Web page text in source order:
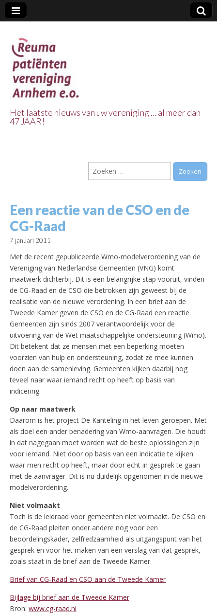
Vereniging
Arnhem e.o.
Het laatste nieuws van uw vereniging … al meer dan
47 JAAR!
Zoeken
naar:
Een reactie van de CSO en de
CG-Raad
7 januari 2011
Met de recent gepubliceerde Wmo-modelverordening van de
Vereniging van Nederlandse Gemeenten (VNG) komt
maatwerk dichterbij. Dit is een belangrijke stap vooruit, vinden
de CG-Raad en de CSO die betrokken zijn geweest bij de
realisatie van de nieuwe verordening. In een brief aan de
Tweede Kamer geven de CSO en de CG-Raad een reactie.
Gemeenten zijn sinds 2007 verantwoordelijk voor de
uitvoering van de Wet maatschappelijke ondersteuning (Wmo).
Dit betekent dat ze mensen met een beperking moeten
voorzien van hulp en ondersteuning, zodat ze mee kunnen
doen aan de samenleving. Gemeenten kijken daarbij nog
teveel naar waar iemand recht op heeft op basis van
indicering.
Op naar maatwerk
Daarom is het project De Kanteling in het leven geroepen. Met
als doel een ander benadering van Wmo-aanvragen. Die houdt
in dat nagegaan moet worden wat de beste oplossingen zijn
voor iemand. Niet door op basis van een indicatie te kijken
waar men recht op heeft, maar door echt in gesprek te gaan
met de aanvrager. Dit is nu duidelijk opgenomen in de nieuwe
modelverordening.
Niet volmaakt
Toch is de leidraad voor gemeenten niet volmaakt. De CSO en
de CG-Raad pleiten onder andere nog voor een
beoordelingskader, zelfredzaamheid als uitgangspunt van het
gesprek en voor het maken van een verslag van dat gesprek,
zoals staat in de brief aan de Tweede Kamer.
Brief van CG-Raad en CSO aan de Tweede Kamer
Bijlage bij brief aan de Tweede Kamer
Bron: www.cg-raad.nl